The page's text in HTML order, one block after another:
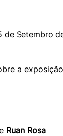
Ruan Rosa
de Setembro
a exposição